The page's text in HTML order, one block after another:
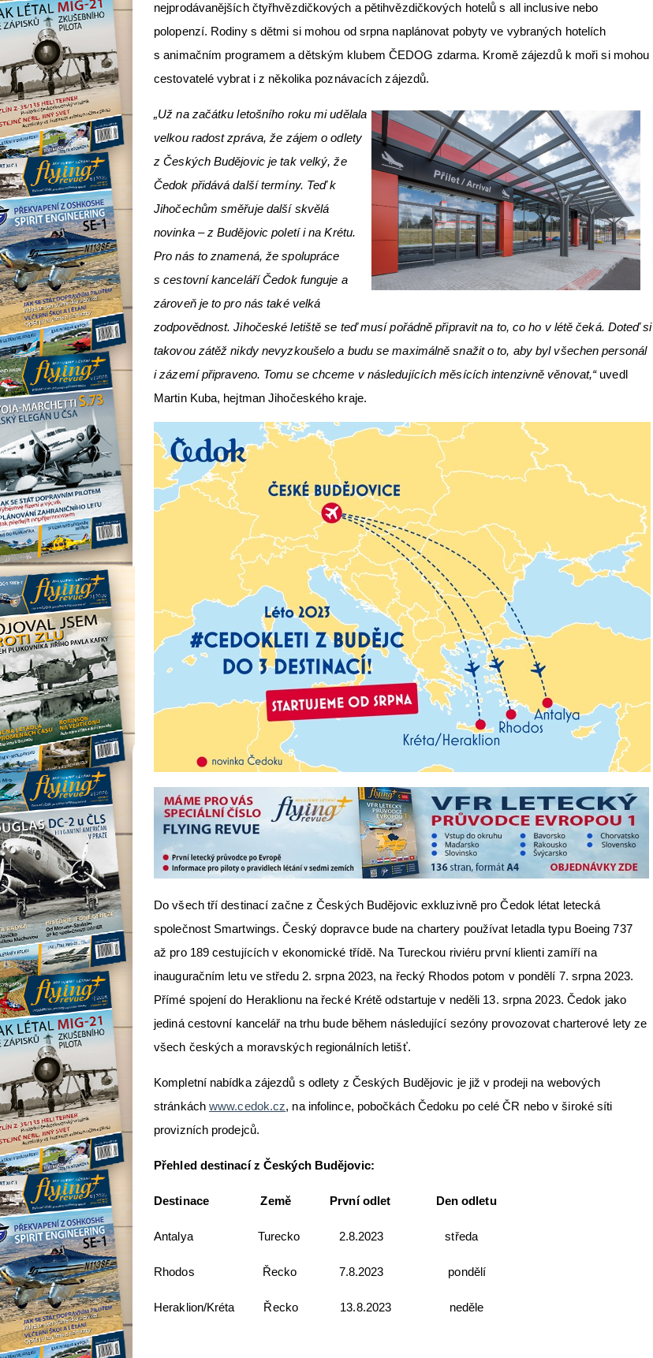
nejprodávanějších čtyřhvězdičkových a pětihvězdičkových hotelů s all inclusive nebo
polopenzí. Rodiny s dětmi si mohou od srpna naplánovat pobyty ve vybraných hotelích
s animačním programem a dětským klubem ČEDOG zdarma. Kromě zájezdů k moři si mohou
cestovatelé vybrat i z několika poznávacích zájezdů.
„Už na začátku letošního roku mi udělala
velkou radost zpráva, že zájem o odlety
z Českých Budějovic je tak velký, že
Čedok přidává další termíny. Teď k
Jihočechům směřuje další skvělá
novinka – z Budějovic poletí i na Krétu.
Pro nás to znamená, že spolupráce
s cestovní kanceláří Čedok funguje a
zároveň je to pro nás také velká
zodpovědnost. Jihočeské letiště se teď musí pořádně připravit na to, co ho v létě čeká. Doteď si
takovou zátěž nikdy nevyzkoušelo a budu se maximálně snažit o to, aby byl všechen personál
i zázemí připraveno. Tomu se chceme v následujících měsících intenzivně věnovat,“uvedl
Martin Kuba, hejtman Jihočeského kraje.
Do všech tří destinací začne z Českých Budějovic exkluzivně pro Čedok létat letecká
společnost Smartwings. Český dopravce bude na chartery používat letadla typu Boeing 737
až pro 189 cestujících v ekonomické třídě. Na Tureckou riviéru první klienti zamíří na
inauguračním letu ve středu 2. srpna 2023, na řecký Rhodos potom v pondělí 7. srpna 2023.
Přímé spojení do Heraklionu na řecké Krétě odstartuje v neděli 13. srpna 2023. Čedok jako
jediná cestovní kancelář na trhu bude během následující sezóny provozovat charterové lety ze
všech českých a moravských regionálních letišť.
Kompletní nabídka zájezdů s odlety z Českých Budějovic je již v prodeji na webových
stránkách www.cedok.cz, na infolince, pobočkách Čedoku po celé ČR nebo v široké síti
provizních prodejců.
Přehled destinací z Českých Budějovic:
Destinace Země První odlet Den odletu
Antalya Turecko 2.8.2023 středa
Rhodos Řecko 7.8.2023 pondělí
Heraklion/Kréta Řecko 13.8.2023 neděle